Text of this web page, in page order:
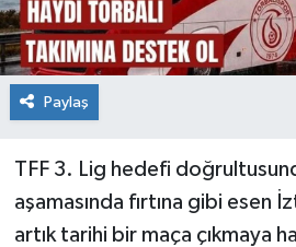
Paylaş
TFF 3. Lig hedefi
aşamasında fırtına gibi esen
artık tarihi bir maça çıkmaya